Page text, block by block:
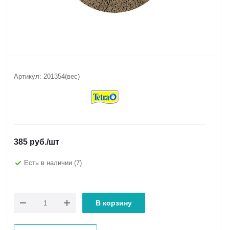
Артикул: 201354(вес)
385 руб./шт
Есть в наличии (7)
В корзину